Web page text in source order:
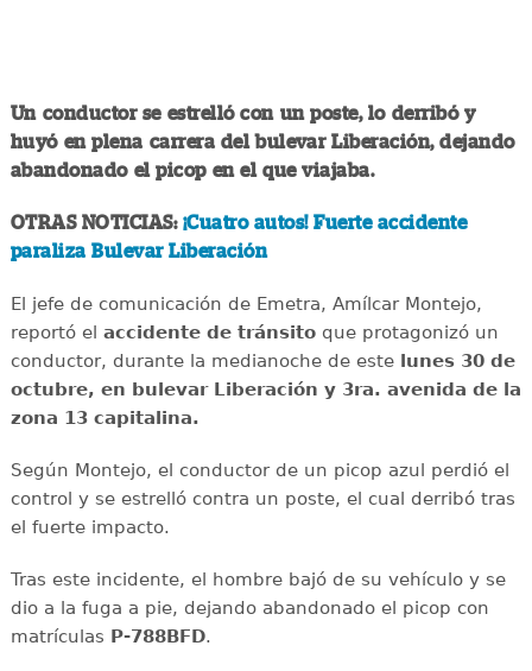
Un conductor se estrelló con un poste, lo derribó y
huyó en plena carrera del bulevar Liberación, dejando
abandonado el picop en el que viajaba.
OTRAS NOTICIAS: ¡Cuatro autos! Fuerte accidente
paraliza Bulevar Liberación
El jefe de comunicación de Emetra, Amílcar Montejo,
reportó el accidente de tránsitoque protagonizó un
conductor, durante la medianoche de estelunes 30 de
octubre, en bulevar Liberación y 3ra. avenida de la
zona 13 capitalina.
Según Montejo, el conductor de un picop azul perdió el
control y se estrelló contra un poste, el cual derribó tras
el fuerte impacto.
Tras este incidente, el hombre bajó de su vehículo y se
dio a la fuga a pie, dejando abandonado el picop con
matrículas P-788BFD.